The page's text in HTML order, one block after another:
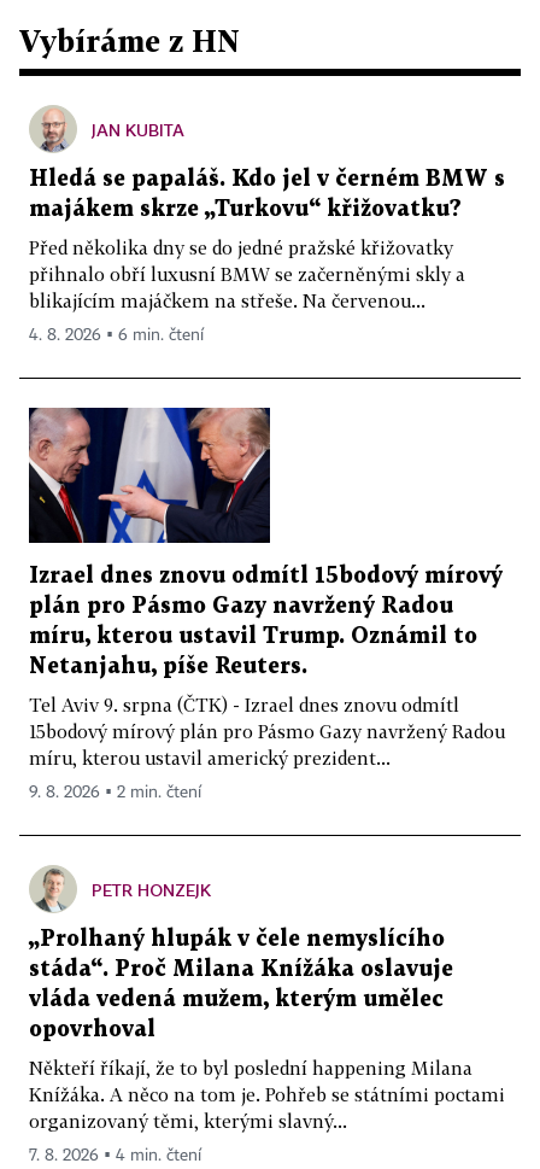
Vybíráme z HN
JAN KUBITA
Hledá se papaláš. Kdo jel v černém BMW s
majákem skrze „Turkovu“ křižovatku?
Před několika dny se do jedné pražské křižovatky
přihnalo obří luxusní BMW se začerněnými skly a
blikajícím majáčkem na střeše. Na červenou...
4. 8. 2026 ▪ 6 min. čtení
Izrael dnes znovu odmítl 15bodový mírový
plán pro Pásmo Gazy navržený Radou
míru, kterou ustavil Trump. Oznámil to
Netanjahu, píše Reuters.
Tel Aviv 9. srpna (ČTK) - Izrael dnes znovu odmítl
15bodový mírový plán pro Pásmo Gazy navržený Radou
míru, kterou ustavil americký prezident...
9. 8. 2026 ▪ 2 min. čtení
PETR HONZEJK
„Prolhaný hlupák v čele nemyslícího
stáda“. Proč Milana Knížáka oslavuje
vláda vedená mužem, kterým umělec
opovrhoval
Někteří říkají, že to byl poslední happening Milana
Knížáka. A něco na tom je. Pohřeb se státními poctami
organizovaný těmi, kterými slavný...
7. 8. 2026 ▪ 4 min. čtení